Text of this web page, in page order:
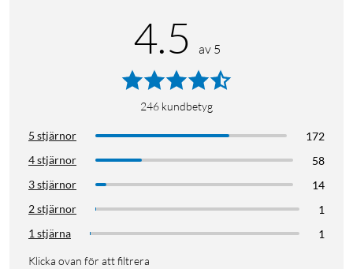
4.5 av 5
246 kundbetyg
5 stjärnor
172
4 stjärnor
58
3 stjärnor
14
2 stjärnor
1
1 stjärna
1
Klicka ovan för att filtrera